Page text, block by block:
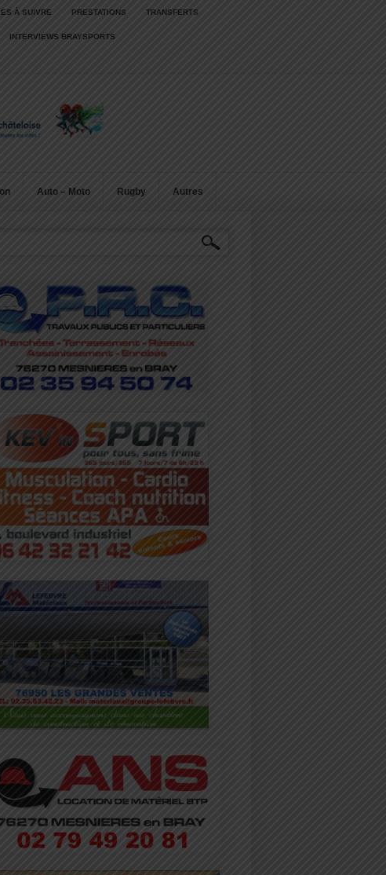
À SUIVRE PRESTATIONS TRANSFERTS
INTERVIEWS BRAYSPORTS
Auto – Moto Rugby Autres